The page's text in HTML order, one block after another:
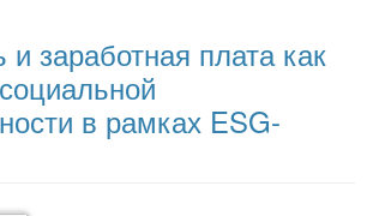
и заработная плата как
в рамках ESG-